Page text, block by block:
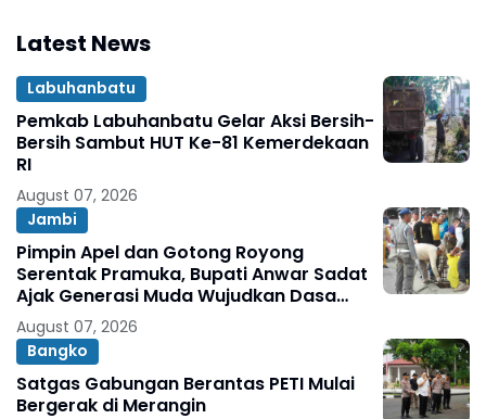
Latest News
Labuhanbatu
Pemkab Labuhanbatu Gelar Aksi Bersih-
Bersih Sambut HUT Ke-81 Kemerdekaan
RI
August 07, 2026
Jambi
Pimpin Apel dan Gotong Royong
Serentak Pramuka, Bupati Anwar Sadat
Ajak Generasi Muda Wujudkan Dasa
Darma Melalui Aksi Nyata Peduli
Lingkungan
August 07, 2026
Bangko
Satgas Gabungan Berantas PETI Mulai
Bergerak di Merangin